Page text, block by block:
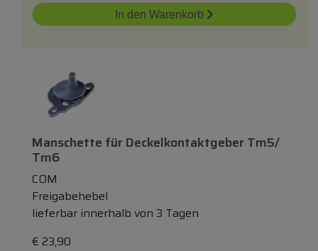
In den Warenkorb
Manschette fürDeckelkontaktgeber Tm5/
Tm6
COM
Freigabehebel
lieferbar innerhalb von 3 Tagen
€ 23,90